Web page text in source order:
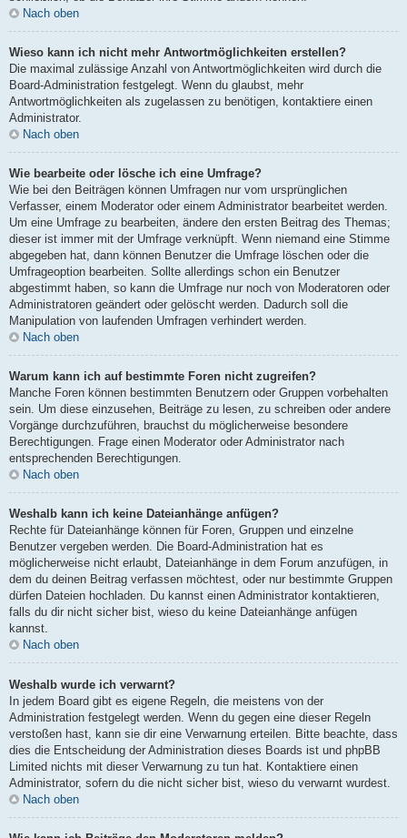
Nach oben
Wieso kann ich nicht mehr Antwortmöglichkeiten erstellen?
Die maximal zulässige Anzahl von Antwortmöglichkeiten wird durch die
Board-Administration festgelegt. Wenn du glaubst, mehr
Antwortmöglichkeiten als zugelassen zu benötigen, kontaktiere einen
Administrator.
Nach oben
Wie bearbeite oder lösche ich eine Umfrage?
Wie bei den Beiträgen können Umfragen nur vom ursprünglichen
Verfasser, einem Moderator oder einem Administrator bearbeitet werden.
Um eine Umfrage zu bearbeiten, ändere den ersten Beitrag des Themas;
dieser ist immer mit der Umfrage verknüpft. Wenn niemand eine Stimme
abgegeben hat, dann können Benutzer die Umfrage löschen oder die
Umfrageoption bearbeiten. Sollte allerdings schon ein Benutzer
abgestimmt haben, so kann die Umfrage nur noch von Moderatoren oder
Administratoren geändert oder gelöscht werden. Dadurch soll die
Manipulation von laufenden Umfragen verhindert werden.
Nach oben
Warum kann ich auf bestimmte Foren nicht zugreifen?
Manche Foren können bestimmten Benutzern oder Gruppen vorbehalten
sein. Um diese einzusehen, Beiträge zu lesen, zu schreiben oder andere
Vorgänge durchzuführen, brauchst du möglicherweise besondere
Berechtigungen. Frage einen Moderator oder Administrator nach
entsprechenden Berechtigungen.
Nach oben
Weshalb kann ich keine Dateianhänge anfügen?
Rechte für Dateianhänge können für Foren, Gruppen und einzelne
Benutzer vergeben werden. Die Board-Administration hat es
möglicherweise nicht erlaubt, Dateianhänge in dem Forum anzufügen, in
dem du deinen Beitrag verfassen möchtest, oder nur bestimmte Gruppen
dürfen Dateien hochladen. Du kannst einen Administrator kontaktieren,
falls du dir nicht sicher bist, wieso du keine Dateianhänge anfügen
kannst.
Nach oben
Weshalb wurde ich verwarnt?
In jedem Board gibt es eigene Regeln, die meistens von der
Administration festgelegt werden. Wenn du gegen eine dieser Regeln
verstoßen hast, kann sie dir eine Verwarnung erteilen. Bitte beachte, dass
dies die Entscheidung der Administration dieses Boards ist und phpBB
Limited nichts mit dieser Verwarnung zu tun hat. Kontaktiere einen
Administrator, sofern du die nicht sicher bist, wieso du verwarnt wurdest.
Nach oben